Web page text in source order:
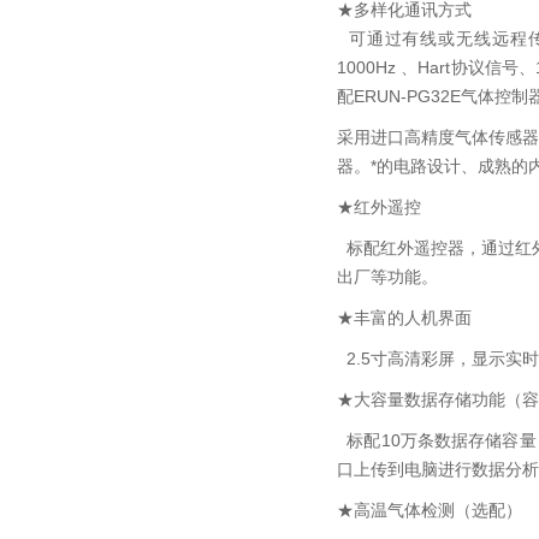
★多样化通讯方式
可通过有线或无线远程
1000Hz 、Hart协议信号
配ERUN-PG32E气体控制
采用进口高精度气体传感
器。*的电路设计、成熟的
★红外遥控
标配红外遥控器，通过
出厂等功能。
★丰富的人机界面
2.5寸高清彩屏，显示实
★大容量数据存储功能（
标配10万条数据存储容
口上传到电脑进行数据分
★高温气体检测（选配）